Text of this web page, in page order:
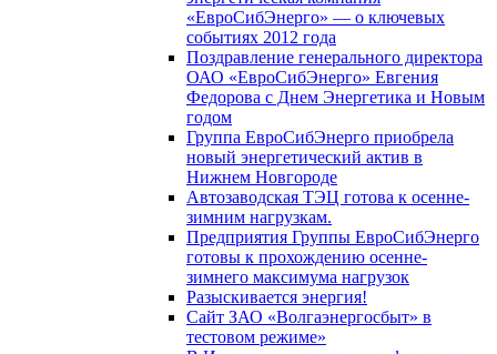
«ЕвроСибЭнерго» — о ключевых
событиях 2012 года
Поздравление генерального директора
ОАО «ЕвроСибЭнерго» Евгения
Федорова с Днем Энергетика и Новым
годом
Группа ЕвроСибЭнерго приобрела
новый энергетический актив в
Нижнем Новгороде
Автозаводская ТЭЦ готова к осенне-
зимним нагрузкам.
Предприятия Группы ЕвроСибЭнерго
готовы к прохождению осенне-
зимнего максимума нагрузок
Разыскивается энергия!
Сайт ЗАО «Волгаэнергосбыт» в
тестовом режиме»